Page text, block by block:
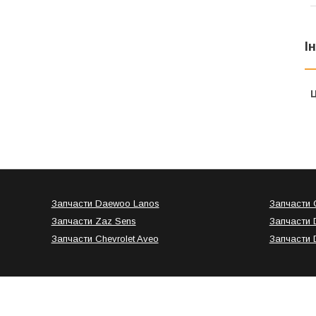
Запчасти Daewoo Lanos
Запчасти Zaz Sens
Запчасти Chevrolet Aveo
Запчасти
Запчасти
Запчасти